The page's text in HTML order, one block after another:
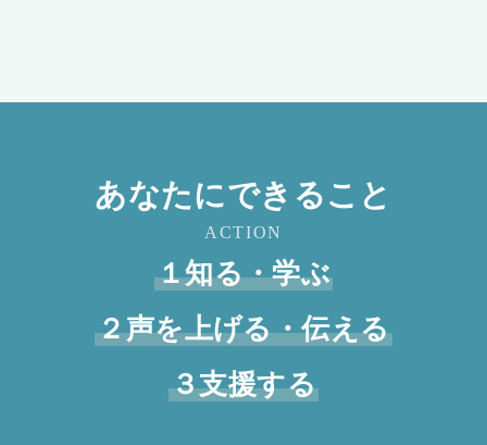
あなたにできること
ACTION
１知る・学ぶ
２声を上げる・伝える
３支援する